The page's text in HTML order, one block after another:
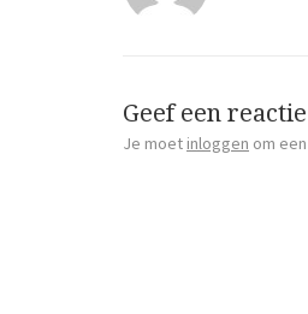
Geef een reactie
Je moet inloggen om